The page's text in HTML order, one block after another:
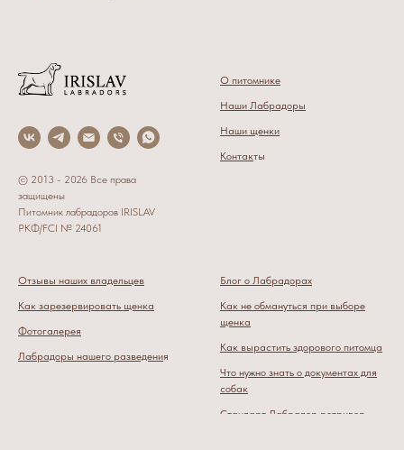
© 2013 - 2026 Все права
защищены
Питомник лабрадоров IRISLAV
РКФ/FCI № 24061
О питомнике
Наши Лабрадоры
Наши щенки
Контакты
Отзывы наших владельцев
Как зарезервировать щенка
Фотогалерея
Лабрадоры нашего разведения
Блог о Лабрадорах
Как не обмануться при выборе
щенка
Как вырастить здорового питомца
Что нужно знать о документах для
собак
Стандарт Лабрадор ретривер